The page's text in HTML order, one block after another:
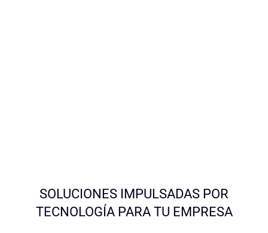
SOLUCIONES IMPULSADAS POR
TECNOLOGÍA PARA TU EMPRESA